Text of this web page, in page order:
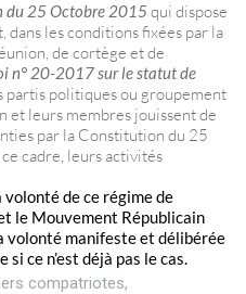
du 25 Octobre 2015 qui dispose
dans les conditions fixées par la
de cortège et de
n° 20-2017 sur le statut de
partis politiques ou groupement
et leurs membres jouissent de
par la Constitution du 25
cadre, leurs activités
de ce régime de
le Mouvement Républicain
volonté manifeste et délibérée
ce n’est déjà pas le cas.
compatriotes,